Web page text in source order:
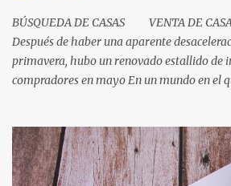
BÚSQUEDA DE CASAS VENTA DE
Después de haber una aparente
primavera, hubo un renovado estallido de
compradores en mayo En un mundo en el
tiempo. El mercado de casas en Denver en
clase magistral de paciencia. Ya sea que
que espera que la casa correcta entre al